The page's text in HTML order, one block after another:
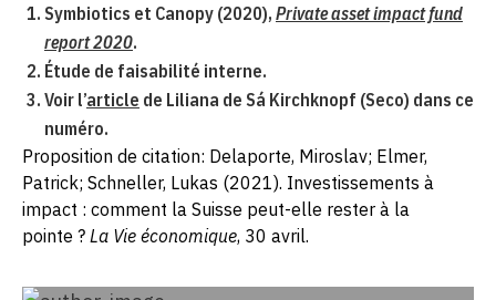
Symbiotics et Canopy (2020), Private asset impact fund
report 2020.
Étude de faisabilité interne.
Voir l’article de Liliana de Sá Kirchknopf (Seco) dans ce
numéro.
Proposition de citation: Delaporte, Miroslav; Elmer,
Patrick; Schneller, Lukas (2021). Investissements à
impact : comment la Suisse peut-elle rester à la
pointe ? La Vie économique, 30 avril.